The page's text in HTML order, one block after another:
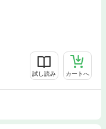
試し読み カートへ